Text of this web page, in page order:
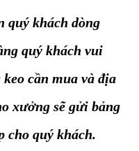
quý khách dòng
quý khách vui
cần mua và địa
xưởng sẽ gửi bảng
cho quý khách.